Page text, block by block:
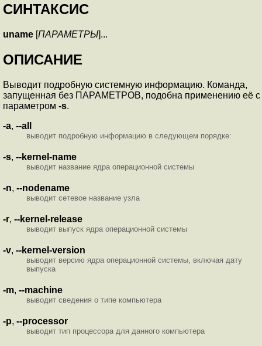
СИНТАКСИС
uname [ПАРАМЕТРЫ]...
ОПИСАНИЕ
Выводит подробную системную информацию. Команда,
запущенная без ПАРАМЕТРОВ, подобна применению её с
параметром -s.
-a, --all
выводит подробную информацию в следующем порядке:
-s, --kernel-name
выводит название ядра операционной системы
-n, --nodename
выводит сетевое название узла
-r, --kernel-release
выводит выпуск ядра операционной системы
-v, --kernel-version
выводит версию ядра операционной системы, включая дату
выпуска
-m, --machine
выводит сведения о типе компьютера
-p, --processor
выводит тип процессора для данного компьютера